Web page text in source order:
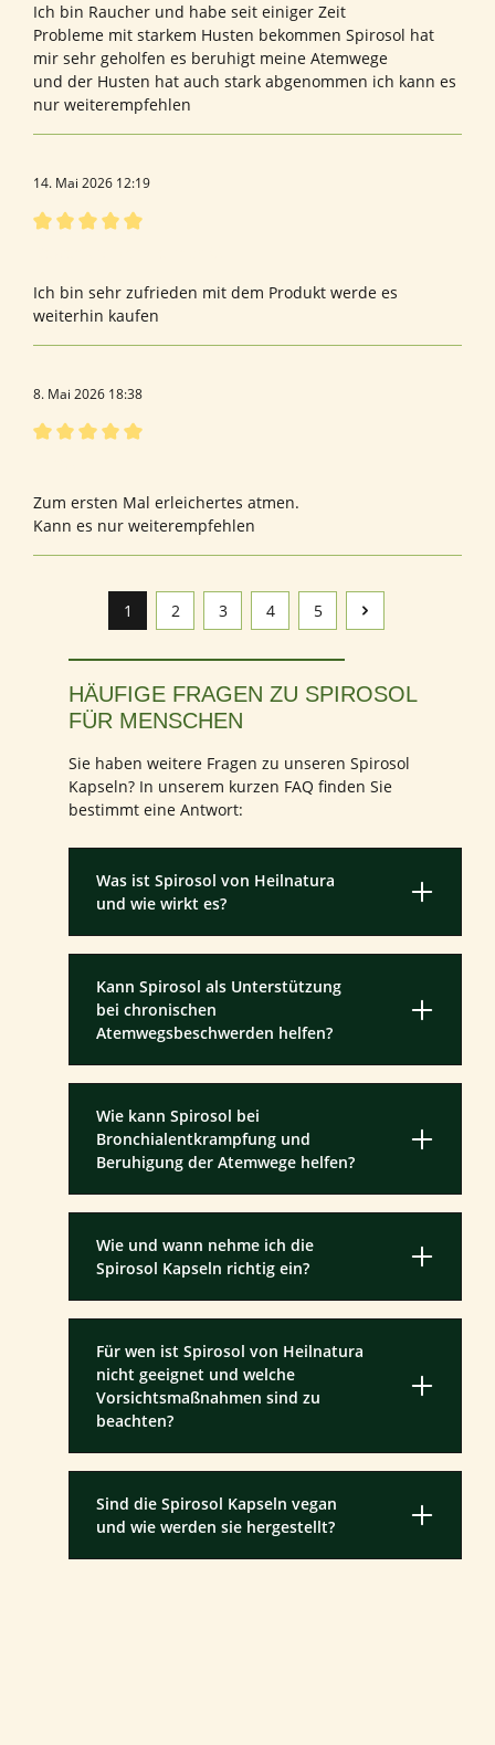
Ich bin Raucher und habe seit einiger Zeit
Probleme mit starkem Husten bekommen Spirosol hat
mir sehr geholfen es beruhigt meine Atemwege
und der Husten hat auch stark abgenommen ich kann es
nur weiterempfehlen
14. Mai 2026 12:19
Ich bin sehr zufrieden mit dem Produkt werde es
weiterhin kaufen
8. Mai 2026 18:38
Zum ersten Mal erleichertes atmen.
Kann es nur weiterempfehlen
Seite
1 Seite
2 Seite
3 Seite
4 Seite
5
HÄUFIGE FRAGEN ZU SPIROSOL
FÜR MENSCHEN
Sie haben weitere Fragen zu unseren Spirosol
Kapseln? In unserem kurzen FAQ finden Sie
bestimmt eine Antwort:
Was ist Spirosol von Heilnatura
und wie wirkt es?
Kann Spirosol als Unterstützung
bei chronischen
Atemwegsbeschwerden helfen?
Wie kann Spirosol bei
Bronchialentkrampfung und
Beruhigung der Atemwege helfen?
Wie und wann nehme ich die
Spirosol Kapseln richtig ein?
Für wen ist Spirosol von Heilnatura
nicht geeignet und welche
Vorsichtsmaßnahmen sind zu
beachten?
Sind die Spirosol Kapseln vegan
und wie werden sie hergestellt?